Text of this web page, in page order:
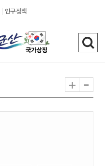
인구정책
검
색
기
+ -